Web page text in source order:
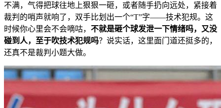
不满，气得把球往地上狠狠一砸，或者随手扔向远处，紧接着
裁判的哨声就响了，双手比划出一个“T”字——技术犯规。这
时候你心里会不会嘀咕， 不就是砸个球发泄一下情绪吗，又没
碰到人，至于吹技术犯规吗？说实话，这里面门道还挺多的，
还真不是裁判小题大做。